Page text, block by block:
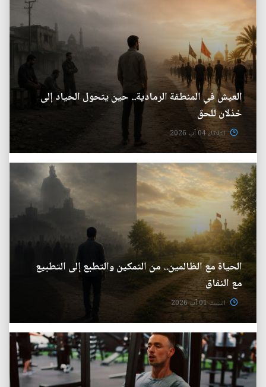
العيش في المنطقة الرمادية.. حين يتحول الحياد إلى
خذلان للحق
الثلاثاء 04 آب 2026
الحياة مع الظالمين.. من التمكين والتطبع إلى التطبيع
مع النفاق
السبت 01 آب 2026